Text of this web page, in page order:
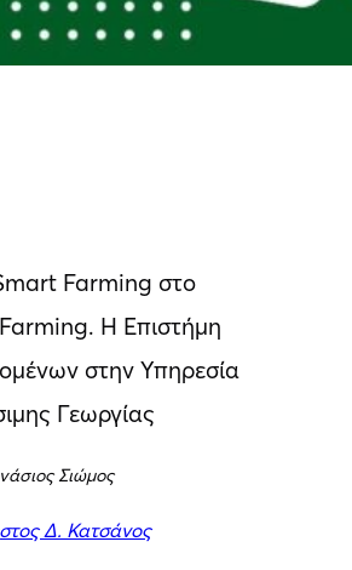
Farming στο
Η Επιστήμη
στην Υπηρεσία
Γεωργίας
Σιώμος
Δ. Κατσάνος